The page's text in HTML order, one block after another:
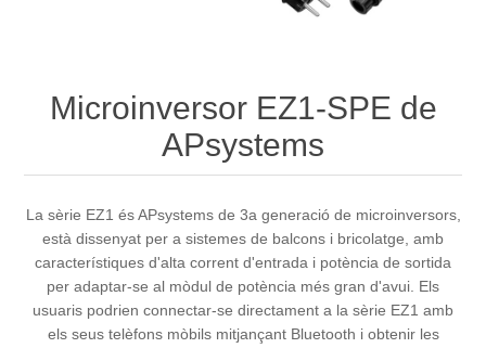
Microinversor EZ1-SPE de
APsystems
La sèrie EZ1 és APsystems de 3a generació de microinversors,
està dissenyat per a sistemes de balcons i bricolatge, amb
característiques d'alta corrent d'entrada i potència de sortida
per adaptar-se al mòdul de potència més gran d'avui. Els
usuaris podrien connectar-se directament a la sèrie EZ1 amb
els seus telèfons mòbils mitjançant Bluetooth i obtenir les